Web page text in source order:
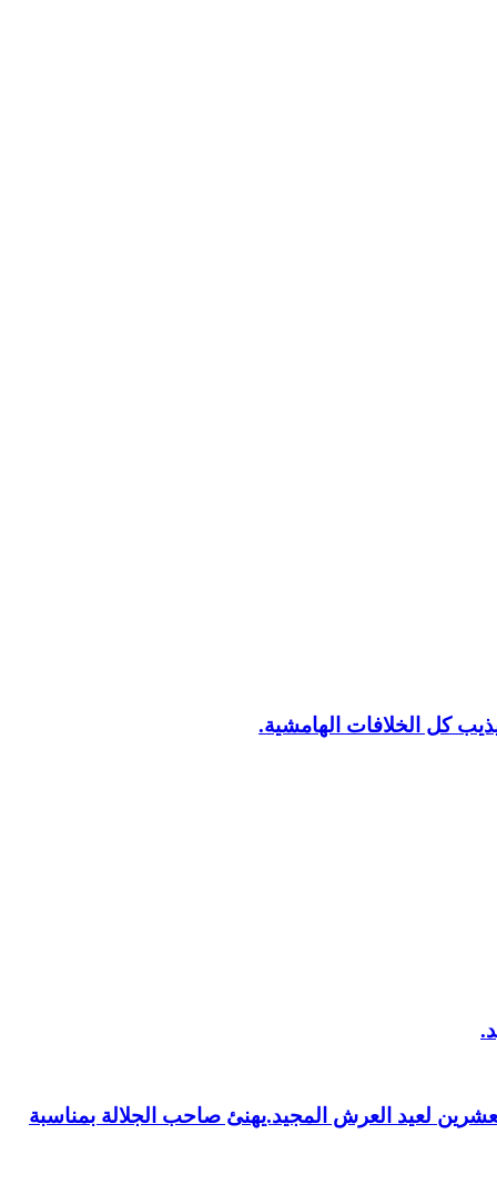
كل الخلافات الهامشية.
لعيد العرش المجيد.يهنئ صاحب الجلالة بمناسبة